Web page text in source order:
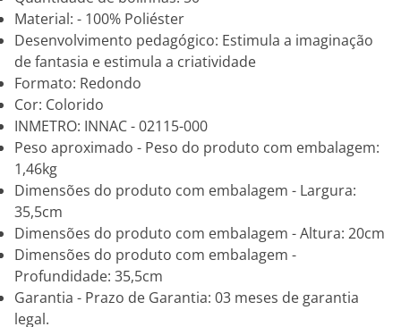
Material: - 100% Poliéster
Desenvolvimento pedagógico: Estimula a imaginação
de fantasia e estimula a criatividade
Formato: Redondo
Cor: Colorido
INMETRO: INNAC - 02115-000
Peso aproximado - Peso do produto com embalagem:
1,46kg
Dimensões do produto com embalagem - Largura:
35,5cm
Dimensões do produto com embalagem - Altura: 20cm
Dimensões do produto com embalagem -
Profundidade: 35,5cm
Garantia - Prazo de Garantia: 03 meses de garantia
legal.